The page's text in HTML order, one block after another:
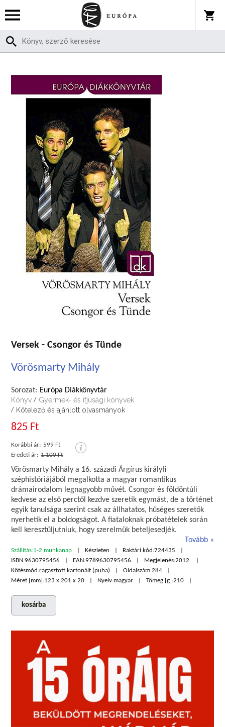
Versek - Csongor és Tünde
Vörösmarty Mihály
Sorozat: Európa Diákkönyvtár
Könyv / Gyermek- és ifjúsági könyvek
/ Kötelező és ajánlott olvasmányok
825 Ft
Korábbi ár: 599 Ft
Eredeti ár: 1 100 Ft
Vörösmarty Mihály a 16. századi Árgírus királyfi
széphistóriájából megalkotta a magyar romantikus
drámairodalom legnagyobb művét. Csongor és földöntúli
kedvese az első perctől kezdve szeretik egymást, de a történet
egyik tanulsága szerint csak az állhatatos, hűséges szeretők
nyerhetik el a boldogságot. A fiataloknak próbatételek során
kell keresztüljutniuk, hogy szerelmük beteljesedjék.
Tovább
Szállítás:1-2 munkanap Készleten Raktári kód:724435
ISBN:9630795456 EAN:9789630795456 Megjelenés:2012.
Kötésmód:ragasztott kartonált (puha) Oldalszám:284
Méret [mm]:123 x 201 x 20 Nyelv:magyar Tömeg [g]:210
kosárba